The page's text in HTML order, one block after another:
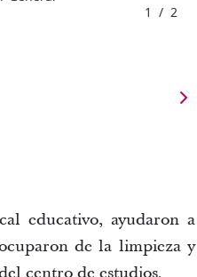
1 / 2
educativo, ayudaron a
de la limpieza y